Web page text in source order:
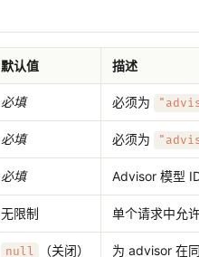
默认值 描述
必填 必须为
必填 必须为
必填 Advisor 模型
无限制 单个请求中允
null （关闭） 为 advisor 在